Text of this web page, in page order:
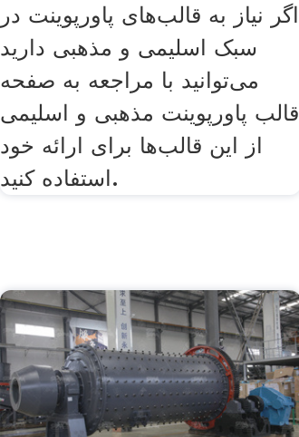
اگر نیاز به قالب‌های پاورپوینت در
سبک اسلیمی و مذهبی دارید
می‌توانید با مراجعه به صفحه
قالب پاورپوینت مذهبی و اسلیمی
از این قالب‌ها برای ارائه خود
استفاده کنید.